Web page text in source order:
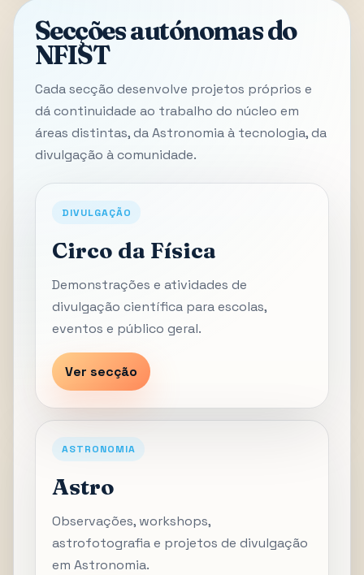
Secções autónomas do
NFIST
Cada secção desenvolve projetos próprios e
dá continuidade ao trabalho do núcleo em
áreas distintas, da Astronomia à tecnologia, da
divulgação à comunidade.
DIVULGAÇÃO
Circo da Física
Demonstrações e atividades de
divulgação científica para escolas,
eventos e público geral.
Ver secção
ASTRONOMIA
Astro
Observações, workshops,
astrofotografia e projetos de divulgação
em Astronomia.